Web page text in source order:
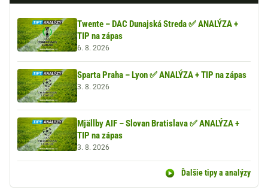
Twente – DAC Dunajská Streda ✅ ANALÝZA +
TIP na zápas
6. 8. 2026
Sparta Praha – Lyon ✅ ANALÝZA + TIP na zápas
3. 8. 2026
Mjällby AIF – Slovan Bratislava ✅ ANALÝZA +
TIP na zápas
3. 8. 2026
Ďalšie tipy a analýzy